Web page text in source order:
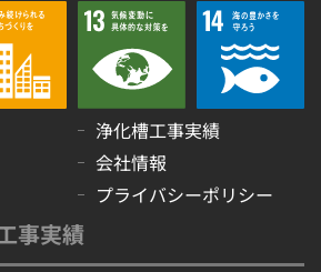
浄化槽工事実績
会社情報
プライバシーポリシー
事実績